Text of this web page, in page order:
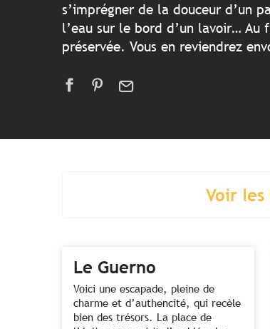
s’imprégner de la douceur d’un
l’eau sur le bord d’un lavoir…
préservée. Vous en reviendrez
Voir
Le Guerno
Voici une escapade, pleine de
charme et d’authencité, qui recèle
bien des trésors. La place de